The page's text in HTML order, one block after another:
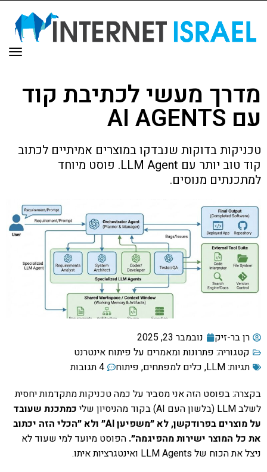
מדרך מעשי לכתיבת קוד
עם AI AGENTS
טכניקות בדוקות שנבדקו במוצרים אמיתיים לכתוב
קוד טוב יותר עם LLM Agent. פוסט מיוחד
למתכנתים מנוסים.
רן בר-זיק
נובמבר 23, 2025
קטגוריה: פתרונות ומאמרים על פיתוח אינטרנט
תגיות:LLM
, כלים למפתחים, פיתוח
4 תגובות
בקצרה: בפוסט הזה אני מסביר על כמה טכניקות מתקדמות יחסית
לשלב LLM (בלשון העם AI) בקוד מהניסיון שלי
כמתכנת שעובד
על מוצרים בפרודקשן, לא ״משפיען AI״ ולא ״הכלי הזה יכתוב
את כל המוצר ישירות מהפיגמה״. הפוסט מיועד למי שעוד לא
ניצל את הכוח של LLM Agents ואינטגרציות איתו.